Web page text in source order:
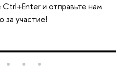
и отправьте нам
участие!